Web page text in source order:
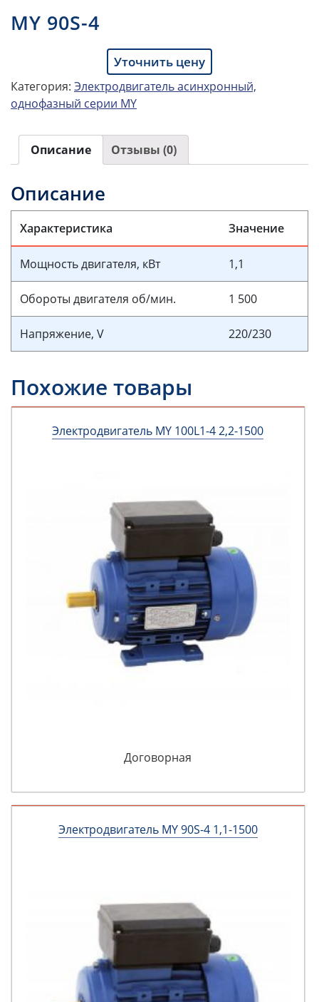
MY 90S-4
Уточнить цену
Категория: Электродвигатель асинхронный,
однофазный серии MY
Описание Отзывы (0)
Описание
Характеристика Значение
Мощность двигателя, кВт 1,1
Обороты двигателя об/мин. 1 500
Напряжение, V 220/230
Похожие товары
Электродвигатель MY 100L1-4 2,2-1500
Договорная
Электродвигатель MY 90S-4 1,1-1500